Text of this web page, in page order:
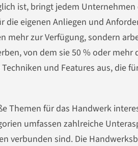
ist, bringt jedem
die eigenen Anliegen und
mehr zur Verfügung, sondern
von dem sie 50 % oder
und Features aus, die
Themen für das Handwerk
umfassen zahlreiche
verbunden sind. Die